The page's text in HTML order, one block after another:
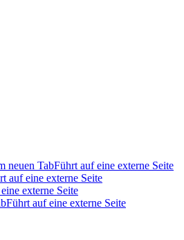
neuen TabFührt auf eine externe Seite
auf eine externe Seite
externe Seite
Führt auf eine externe Seite